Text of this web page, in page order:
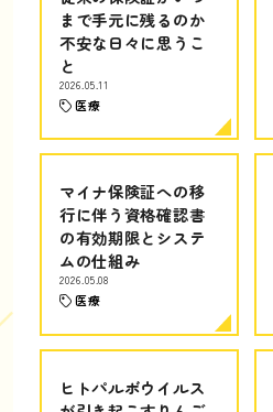
まで手元に残るのか
不安な日々に思うこ
と
2026.05.11
医療
マイナ保険証への移
行に伴う資格確認書
の有効期限とシステ
ムの仕組み
2026.05.08
医療
ヒトパルボウイルス